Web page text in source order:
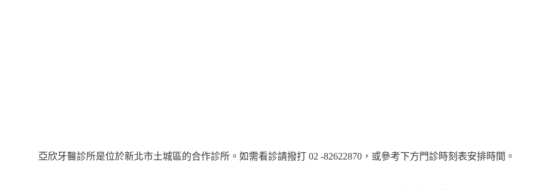
亞欣牙醫診所是位於新北市土城區的合作診所。如需看診請撥打 02 -82622870，或參考下方門診時刻表安排時間。